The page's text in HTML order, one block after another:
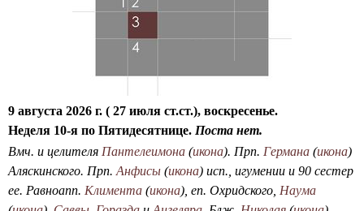
9 августа 2026 г. ( 27 июля ст.ст.), воскресенье.
Неделя 10-я по Пятидесятнице. Поста нет.
Вмч. и целителя Пантелеимона (икона). Прп. Германа (икона)
Аляскинского. Прп. Анфисы (икона) исп., игумении и 90 сестер
ее. Равноапп. Климента (икона), еп. Охридского, Наума